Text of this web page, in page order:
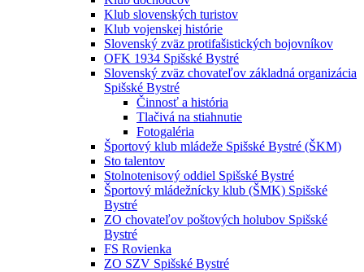
Klub slovenských turistov
Klub vojenskej histórie
Slovenský zväz protifašistických bojovníkov
OFK 1934 Spišské Bystré
Slovenský zväz chovateľov základná organizácia
Spišské Bystré
Činnosť a história
Tlačivá na stiahnutie
Fotogaléria
Športový klub mládeže Spišské Bystré (ŠKM)
Sto talentov
Stolnotenisový oddiel Spišské Bystré
Športový mládežnícky klub (ŠMK) Spišské
Bystré
ZO chovateľov poštových holubov Spišské
Bystré
FS Rovienka
ZO SZV Spišské Bystré